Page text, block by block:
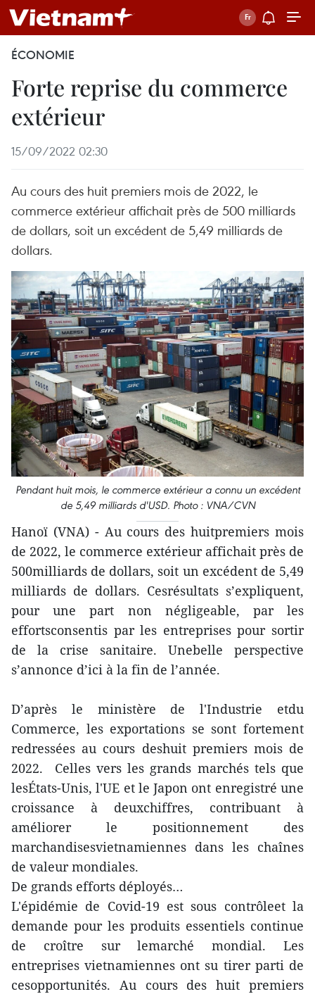
ÉCONOMIE
Forte reprise du commerce
extérieur
15/09/2022 02:30
Au cours des huit premiers mois de 2022, le
commerce extérieur affichait près de 500 milliards
de dollars, soit un excédent de 5,49 milliards de
dollars.
Pendant huit mois, le commerce extérieur a connu un excédent
de 5,49 milliards d'USD. Photo : VNA/CVN
Hanoï (VNA) - Au cours des huitpremiers mois
de 2022, le commerce extérieur affichait près de
500milliards de dollars, soit un excédent de 5,49
milliards de dollars. Cesrésultats s’expliquent,
pour une part non négligeable, par les
effortsconsentis par les entreprises pour sortir
de la crise sanitaire. Unebelle perspective
s’annonce d’ici à la fin de l’année.
D’après le ministère de l'Industrie etdu
Commerce, les exportations se sont fortement
redressées au cours deshuit premiers mois de
2022. Celles vers les grands marchés tels que
lesÉtats-Unis, l'UE et le Japon ont enregistré une
croissance à deuxchiffres, contribuant à
améliorer le positionnement des
marchandisesvietnamiennes dans les chaînes
de valeur mondiales.
De grands efforts déployés…
L'épidémie de Covid-19 est sous contrôleet la
demande pour les produits essentiels continue
de croître sur lemarché mondial. Les
entreprises vietnamiennes ont su tirer parti de
cesopportunités. Au cours des huit premiers